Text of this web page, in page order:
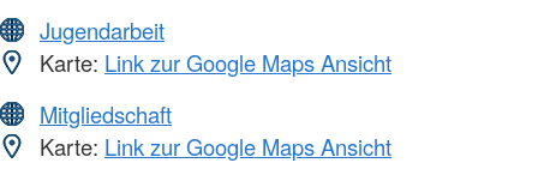
Jugendarbeit
Karte: Link zur Google Maps Ansicht
Mitgliedschaft
Karte: Link zur Google Maps Ansicht